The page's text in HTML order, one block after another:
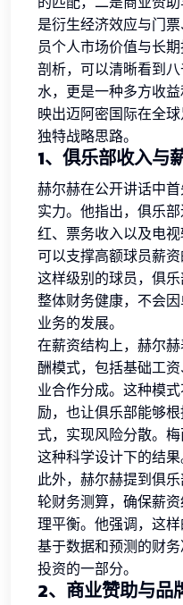
是衍生经济效应与门
员个人市场价值与长
剖析，可以清晰看到
水，更是一种多方收
映出迈阿密国际在全
独特战略思路。
1、俱乐部收入与
赫尔赫在公开讲话中
实力。他指出，俱乐
红、票务收入以及电
可以支撑高额球员薪
这样级别的球员，俱
整体财务健康，不会
业务的发展。
在薪资结构上，赫尔
酬模式，包括基础工
业合作分成。这种模
励，也让俱乐部能够
式，实现风险分散。
这种科学设计下的结果
此外，赫尔赫提到俱
轮财务测算，确保薪
理平衡。他强调，这
基于数据和预测的财
投资的一部分。
2、商业赞助与品